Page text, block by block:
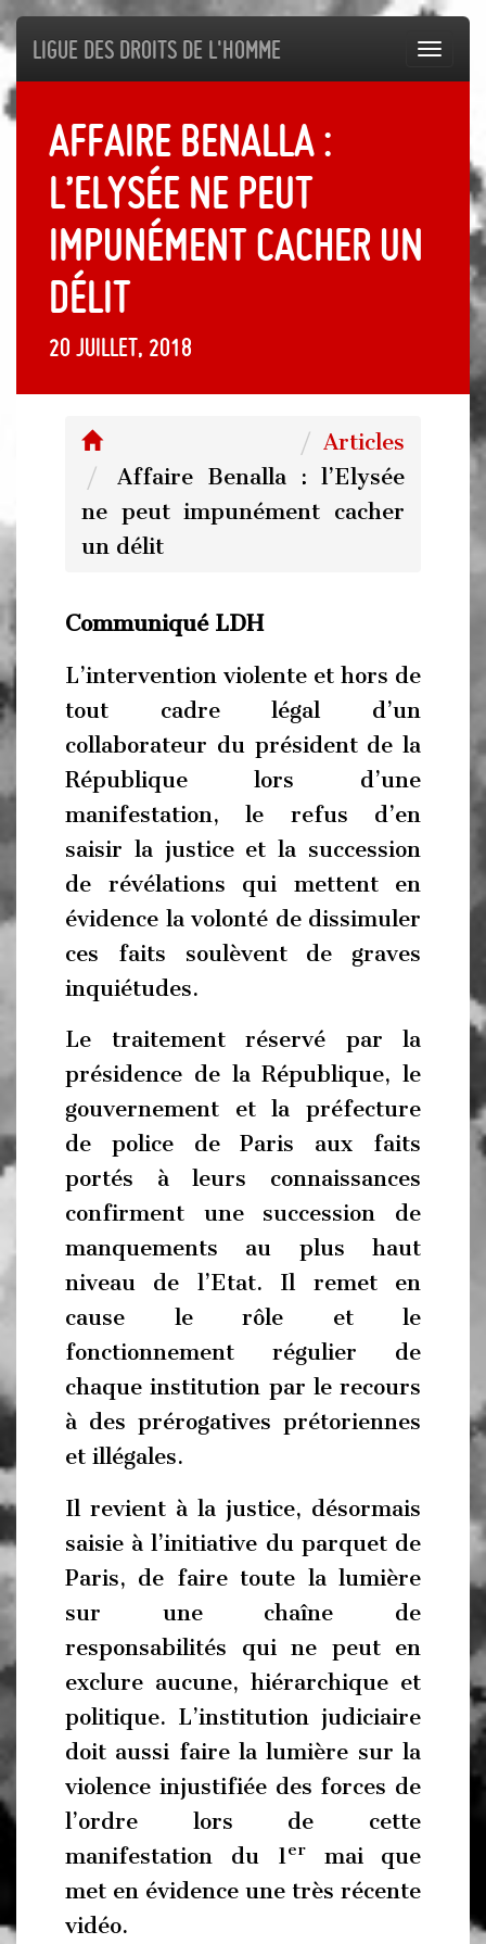
Ligue des droits de l'Homme
Affaire Benalla :
l’Elysée ne peut
impunément cacher un
délit
20 juillet, 2018
Articles
Affaire Benalla : l’Elysée
ne peut impunément cacher
un délit
Communiqué LDH
L’intervention violente et hors de
tout cadre légal d’un
collaborateur du président de la
République lors d’une
manifestation, le refus d’en
saisir la justice et la succession
de révélations qui mettent en
évidence la volonté de dissimuler
ces faits soulèvent de graves
inquiétudes.
Le traitement réservé par la
présidence de la République, le
gouvernement et la préfecture
de police de Paris aux faits
portés à leurs connaissances
confirment une succession de
manquements au plus haut
niveau de l’Etat. Il remet en
cause le rôle et le
fonctionnement régulier de
chaque institution par le recours
à des prérogatives prétoriennes
et illégales.
Il revient à la justice, désormais
saisie à l’initiative du parquet de
Paris, de faire toute la lumière
sur une chaîne de
responsabilités qui ne peut en
exclure aucune, hiérarchique et
politique. L’institution judiciaire
doit aussi faire la lumière sur la
violence injustifiée des forces de
l’ordre lors de cette
manifestation du 1 er
mai que
met en évidence une très récente
vidéo.